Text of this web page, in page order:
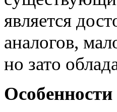
является
аналогов,
но зато